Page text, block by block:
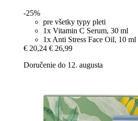
-25%
pre všetky typy pleti
1x Vitamin C Serum, 30 ml
1x Anti Stress Face Oil, 10 ml
€ 20,24 € 26,99
Doručenie do 12. augusta